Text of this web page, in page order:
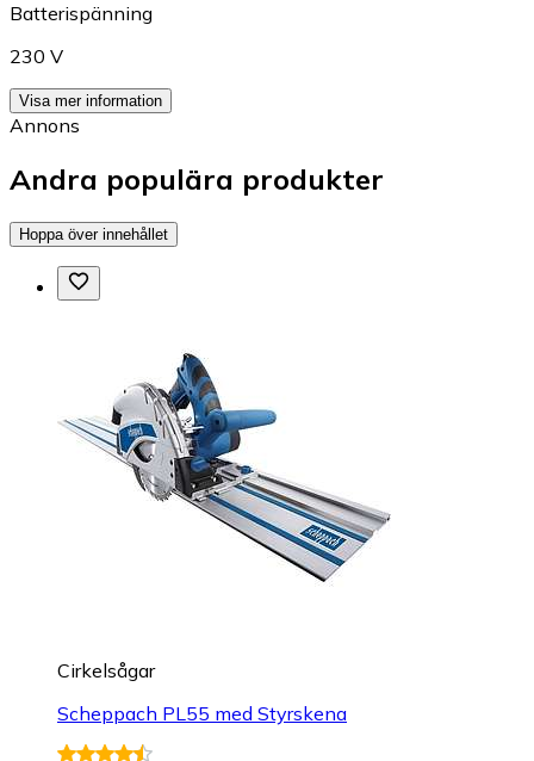
Batterispänning
230 V
Visa mer information
Annons
Andra populära produkter
Hoppa över innehållet
Cirkelsågar
Scheppach PL55 med Styrskena